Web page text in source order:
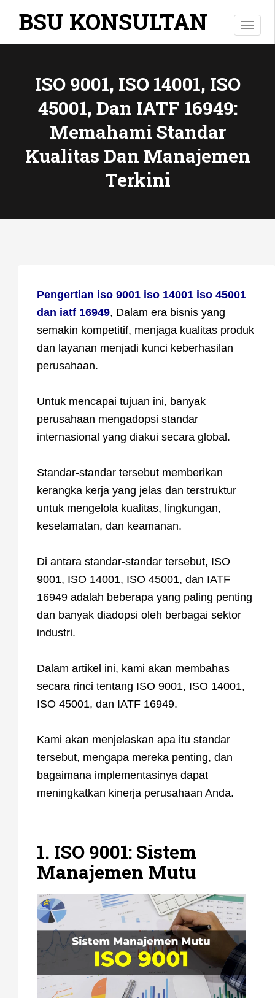
BSU KONSULTAN
ISO 9001, ISO 14001, ISO
45001, Dan IATF 16949:
Memahami Standar
Kualitas Dan Manajemen
Terkini
Pengertian iso 9001 iso 14001 iso 45001
dan iatf 16949, Dalam era bisnis yang
semakin kompetitif, menjaga kualitas produk
dan layanan menjadi kunci keberhasilan
perusahaan.
Untuk mencapai tujuan ini, banyak
perusahaan mengadopsi standar
internasional yang diakui secara global.
Standar-standar tersebut memberikan
kerangka kerja yang jelas dan terstruktur
untuk mengelola kualitas, lingkungan,
keselamatan, dan keamanan.
Di antara standar-standar tersebut, ISO
9001, ISO 14001, ISO 45001, dan IATF
16949 adalah beberapa yang paling penting
dan banyak diadopsi oleh berbagai sektor
industri.
Dalam artikel ini, kami akan membahas
secara rinci tentang ISO 9001, ISO 14001,
ISO 45001, dan IATF 16949.
Kami akan menjelaskan apa itu standar
tersebut, mengapa mereka penting, dan
bagaimana implementasinya dapat
meningkatkan kinerja perusahaan Anda.
1. ISO 9001: Sistem
Manajemen Mutu